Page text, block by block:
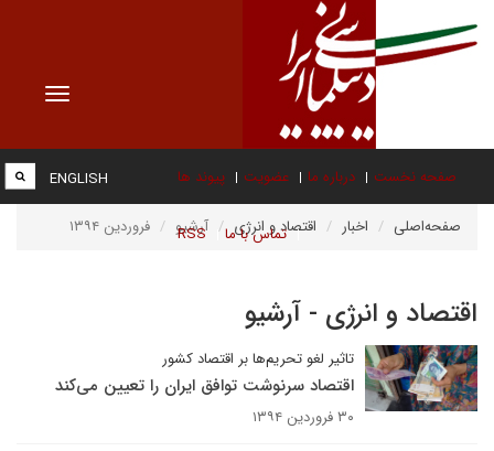
Toggle
صفحه نخست درباره ما عضویت پیوند ها
تماس با ما RSS
ENGLISH
صفحه‌اصلی اخبار اقتصاد و انرژی آرشیو فروردین ۱۳۹۴
اقتصاد و انرژی - آرشیو
تاثیر لغو تحریم‌ها بر اقتصاد کشور
اقتصاد سرنوشت توافق ایران را تعیین می‌کند
۳۰ فروردین ۱۳۹۴